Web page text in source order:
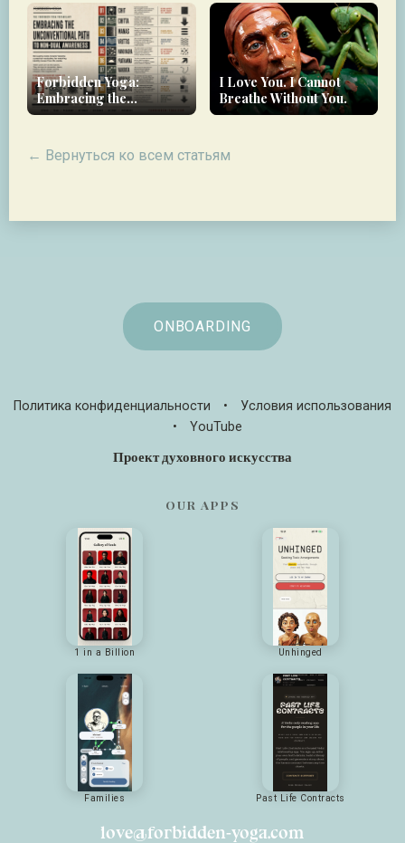
Forbidden Yoga:
Embracing the
Unconventional Path to
I Love You. I Cannot
Breathe Without You.
← Вернуться ко всем статьям
ONBOARDING
Политика конфиденциальности •
Условия использования
•
YouTube
Проект духовного искусства
OUR APPS
1 in a Billion Unhinged
Families Past Life Contracts
love@forbidden-yoga.com